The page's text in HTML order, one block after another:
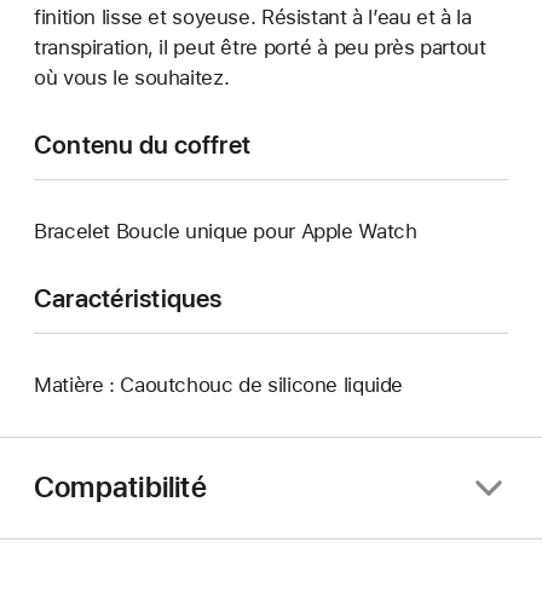
finition lisse et soyeuse. Résistant à l’eau et à la
transpiration, il peut être porté à peu près partout
où vous le souhaitez.
Contenu du coffret
Bracelet Boucle unique pour Apple Watch
Caractéristiques
Matière : Caoutchouc de silicone liquide
Compatibilité